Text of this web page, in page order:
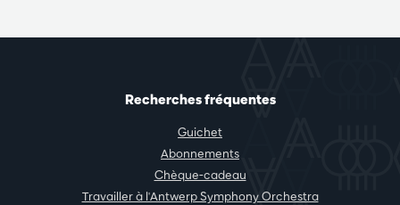
Recherches fréquentes
Guichet
Abonnements
Chèque-cadeau
Travailler à l'Antwerp Symphony Orchestra